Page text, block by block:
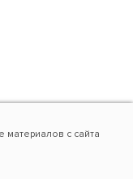
с сайта